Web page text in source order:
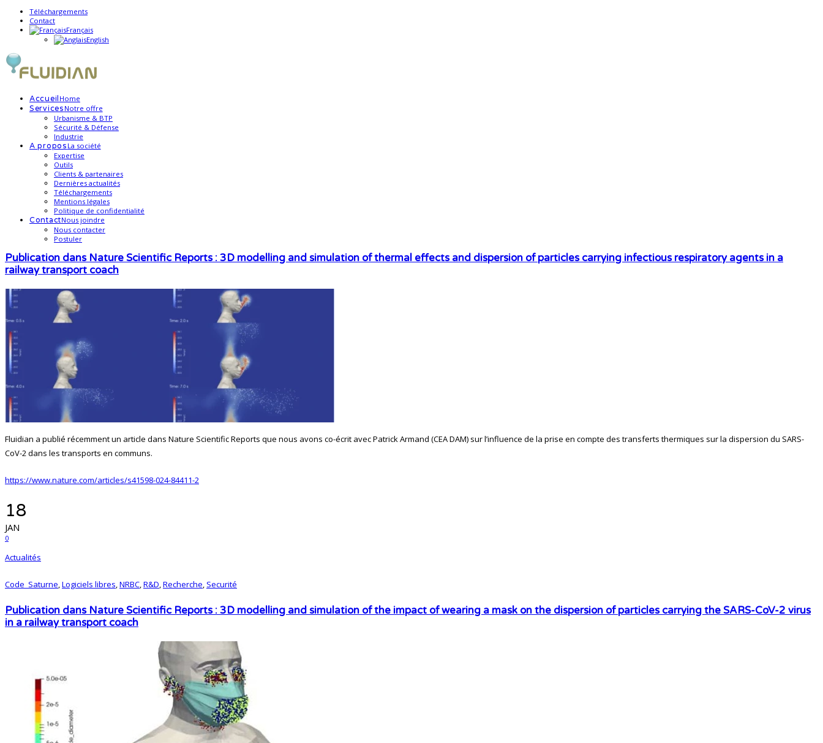
Téléchargements
Contact
Français
English
Accueil Home
Services Notre offre
Urbanisme & BTP
Sécurité & Défense
Industrie
A propos La société
Expertise
Outils
Clients & partenaires
Dernières actualités
Téléchargements
Mentions légales
Politique de confidentialité
ContactNous joindre
Nous contacter
Postuler
Publication dans Nature Scientific Reports : 3D modelling and simulation of thermal effects and dispersion of particles carrying infectious respiratory agents in a
railway transport coach
Fluidian a publié récemment un article dans Nature Scientific Reports que nous avons co-écrit avec Patrick Armand (CEA DAM) sur l’influence de la prise en compte des transferts thermiques sur la dispersion du SARS-
CoV-2 dans les transports en communs.
https://www.nature.com/articles/s41598-024-84411-2
18
JAN
0
Actualités
Code_Saturne Logiciels libres NRBC R&D Recherche Securité
Publication dans Nature Scientific Reports : 3D modelling and simulation of the impact of wearing a mask on the dispersion of particles carrying the SARS-CoV-2 virus
in a railway transport coach